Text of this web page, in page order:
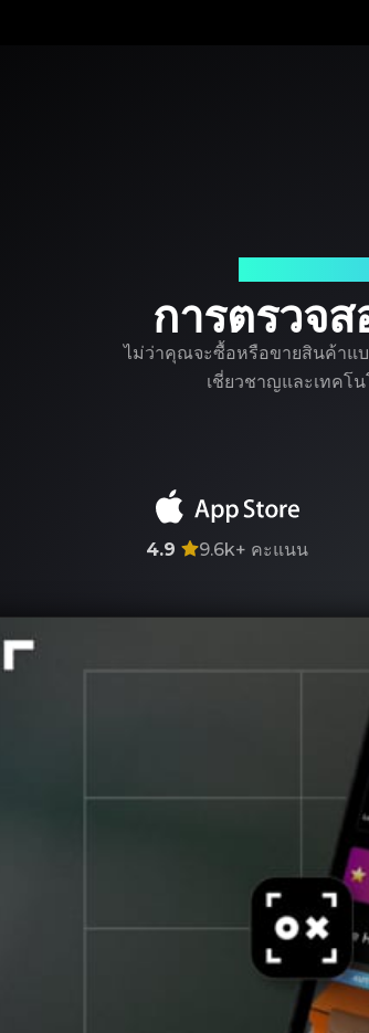
การตรวจ
ไม่ว่าคุณจะซื้อหรือขายสินค้าแ
เชี่ยวชาญและเทคโ
4.9 9.6k+ คะแนน